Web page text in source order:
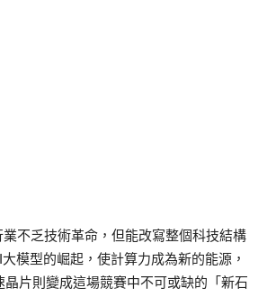
不乏技術革命，但能改寫整個科技結構
模型的崛起，使計算力成為新的能源，
片則變成這場競賽中不可或缺的「新石